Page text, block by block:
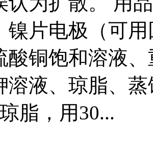
镍片电极（可
酸铜饱和溶液
溶液、琼脂、
脂，用30...